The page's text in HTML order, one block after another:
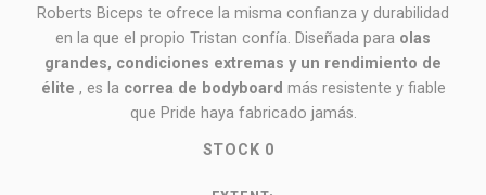
Roberts Biceps te ofrece la misma confianza y durabilidad
en la que el propio Tristan confía. Diseñada para olas
grandes, condiciones extremas y un rendimiento de
élite , es la correa de bodyboard más resistente y fiable
que Pride haya fabricado jamás.
STOCK 0